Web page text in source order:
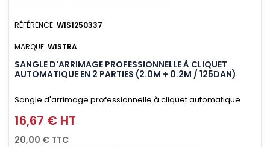
RÉFÉRENCE: WIS1250337
MARQUE: WISTRA
SANGLE D'ARRIMAGE PROFESSIONNELLE À CLIQUET
AUTOMATIQUE EN 2 PARTIES (2.0M + 0.2M / 125DAN)
Sangle d'arrimage professionnelle à cliquet automatique
avec crochet deux doigts soudés en J en 2 parties (2.0M +
0.2M / 125daN), simple et rapide d'utilisation. Permet
Prix
16,67 € HT
20,00 € TTC